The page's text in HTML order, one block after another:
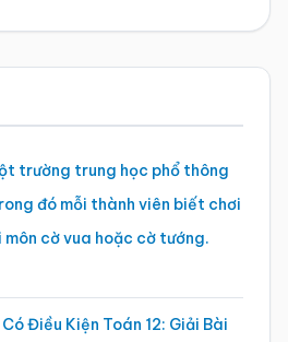
trường trung học phổ thông
đó mỗi thành viên biết chơi
cờ vua hoặc cờ tướng.
Điều Kiện Toán 12: Giải Bài